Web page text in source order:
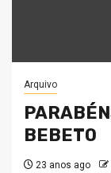
Arquivo
BEBETO
23 anos ago